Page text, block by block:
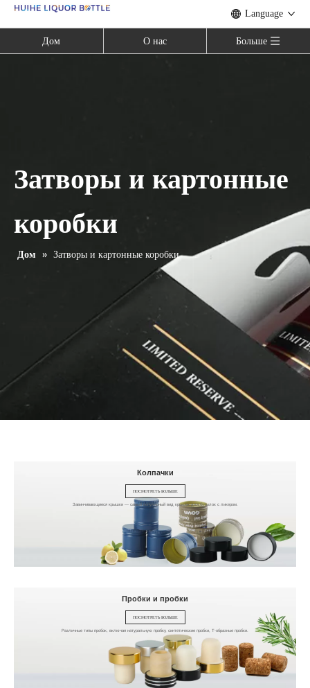
Language
Дом О нас Больше
Затворы и картонные
коробки
Дом » Затворы и картонные коробки
Колпачки
ПОСМОТРЕТЬ БОЛЬШЕ
Завинчивающиеся крышки — самый популярный вид крышек для бутылок с ликером.
Пробки и пробки
ПОСМОТРЕТЬ БОЛЬШЕ
Различные типы пробок, включая натуральную пробку, синтетические пробки, Т-образные пробки.